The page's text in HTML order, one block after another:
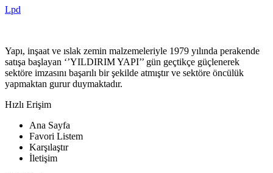
Lpd
Yapı, inşaat ve ıslak zemin malzemeleriyle 1979 yılında perakende
satışa başlayan ‘’YILDIRIM YAPI’’ gün geçtikçe güçlenerek
sektöre imzasını başarılı bir şekilde atmıştır ve sektöre öncülük
yapmaktan gurur duymaktadır.
Hızlı Erişim
Ana Sayfa
Favori Listem
Karşılaştır
İletişim